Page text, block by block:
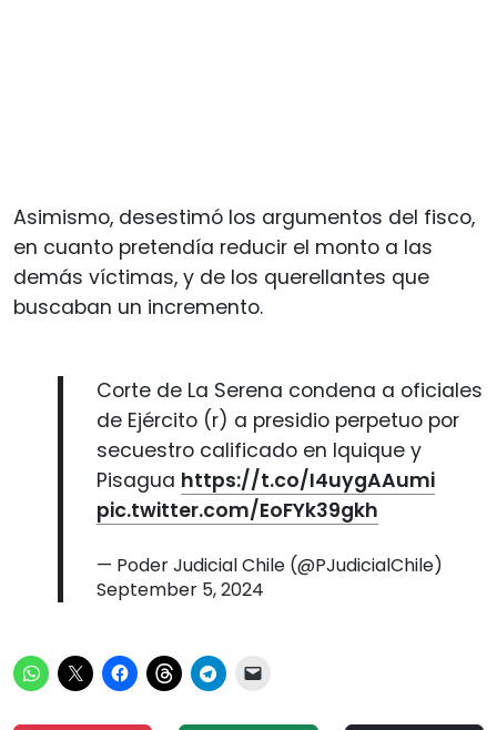
Asimismo, desestimó los argumentos del fisco,
en cuanto pretendía reducir el monto a las
demás víctimas, y de los querellantes que
buscaban un incremento.
Corte de La Serena condena a oficiales
de Ejército (r) a presidio perpetuo por
secuestro calificado en Iquique y
Pisagua https://t.co/I4uygAAumi
pic.twitter.com/EoFYk39gkh
— Poder Judicial Chile (@PJudicialChile)
September 5, 2024